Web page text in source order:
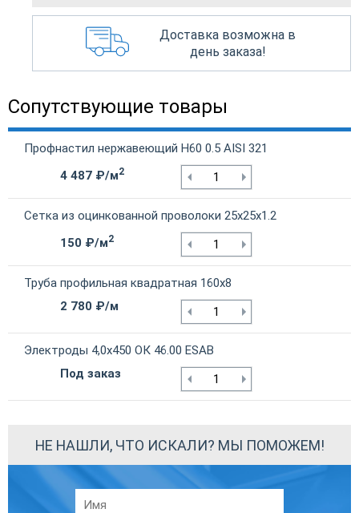
Доставка возможна в
день заказа!
Сопутствующие товары
Профнастил нержавеющий Н60 0.5 AISI 321
4 487 ₽/м2
Сетка из оцинкованной проволоки 25х25х1.2
150 ₽/м2
Труба профильная квадратная 160х8
2 780 ₽/м
Электроды 4,0х450 ОК 46.00 ESAB
Под заказ
НЕ НАШЛИ, ЧТО ИСКАЛИ? МЫ ПОМОЖЕМ!